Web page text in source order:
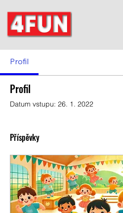
Profil
Profil
Datum vstupu: 26. 1. 2022
Příspěvky